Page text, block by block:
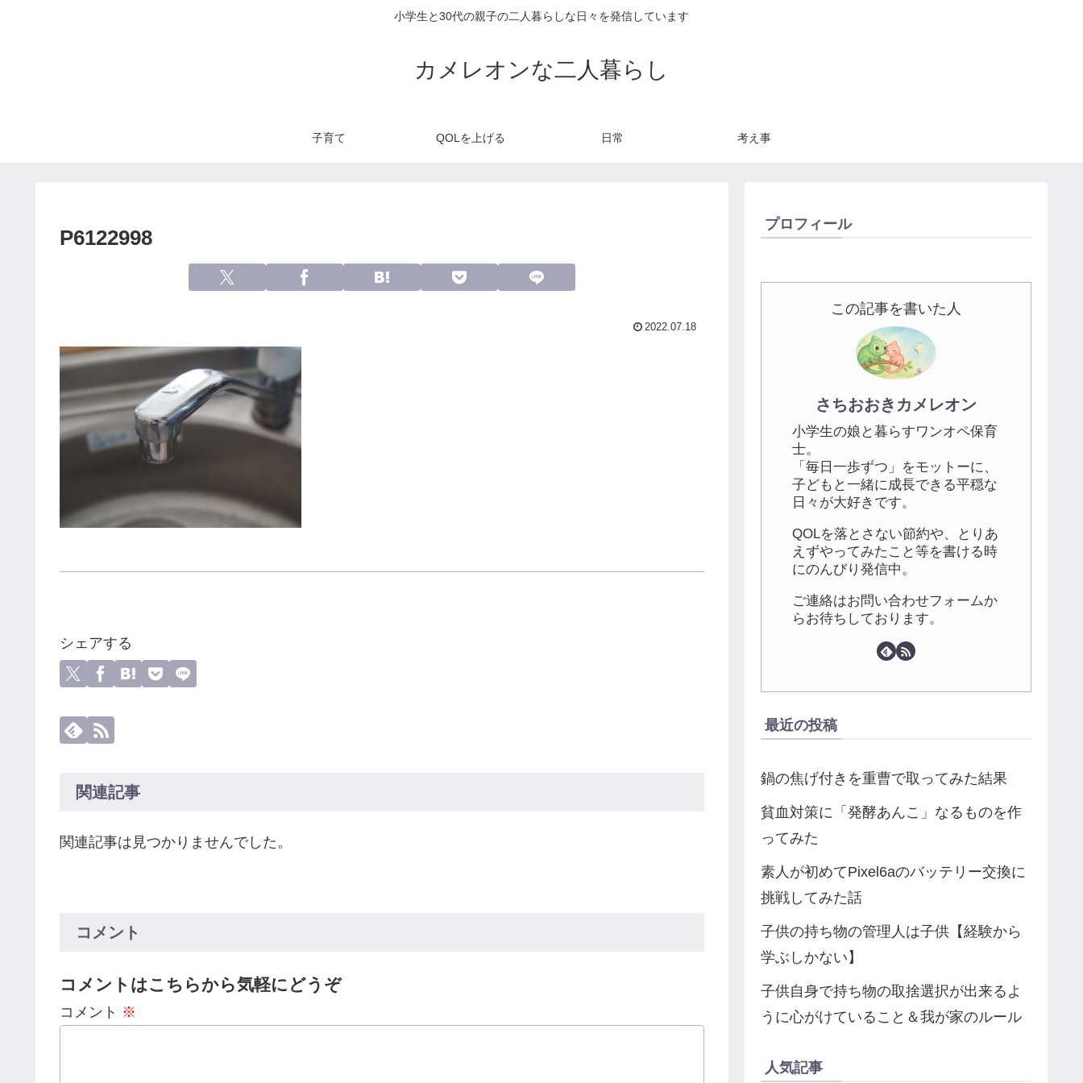
小学生と30代の親子の二人暮らしな日々を発信しています
カメレオンな二人暮らし
子育て QOLを上げる 日常 考え事
P6122998
2022.07.18
シェアする
関連記事
関連記事は見つかりませんでした。
コメント
コメントはこちらから気軽にどうぞ
コメント ※
プロフィール
この記事を書いた人
さちおおきカメレオン
小学生の娘と暮らすワンオペ保育
士。
「毎日一歩ずつ」をモットーに、
子どもと一緒に成長できる平穏な
日々が大好きです。
QOLを落とさない節約や、とりあ
えずやってみたこと等を書ける時
にのんびり発信中。
ご連絡はお問い合わせフォームか
らお待ちしております。
最近の投稿
鍋の焦げ付きを重曹で取ってみた結果
貧血対策に「発酵あんこ」なるものを作
ってみた
素人が初めてPixel6aのバッテリー交換に
挑戦してみた話
子供の持ち物の管理人は子供【経験から
学ぶしかない】
子供自身で持ち物の取捨選択が出来るよ
うに心がけていること＆我が家のルール
人気記事